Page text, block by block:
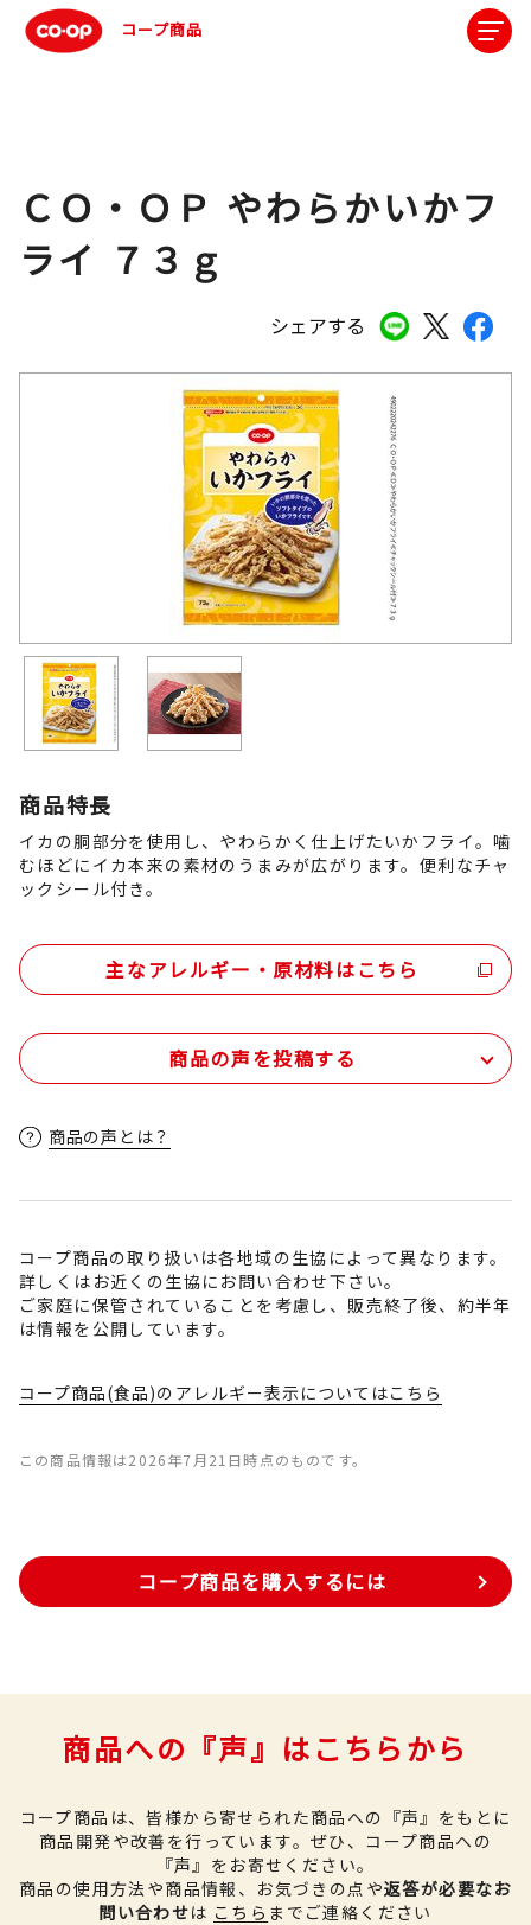
コープ商品
シェアする
ＣＯ・ＯＰ やわらかいかフ
ライ ７３ｇ
商品特長
イカの胴部分を使用し、やわらかく仕上げたいかフライ。噛
むほどにイカ本来の素材のうまみが広がります。便利なチャ
ックシール付き。
主なアレルギー・原材料はこちら
商品の声を投稿する
商品の声とは？
コープ商品の取り扱いは各地域の生協によって異なります。
詳しくはお近くの生協にお問い合わせ下さい。
ご家庭に保管されていることを考慮し、販売終了後、約半年
は情報を公開しています。
コープ商品(食品)のアレルギー表示についてはこちら
この商品情報は2026年7月21日時点のものです。
コープ商品を購入するには
商品への『声』はこちらから
コープ商品は、皆様から寄せられた商品への『声』をもとに
商品開発や改善を行っています。 ぜひ、コープ商品への
『声』をお寄せください。
商品の使用方法や商品情報、お気づきの点や返答が必要なお
問い合わせは こちら までご連絡ください